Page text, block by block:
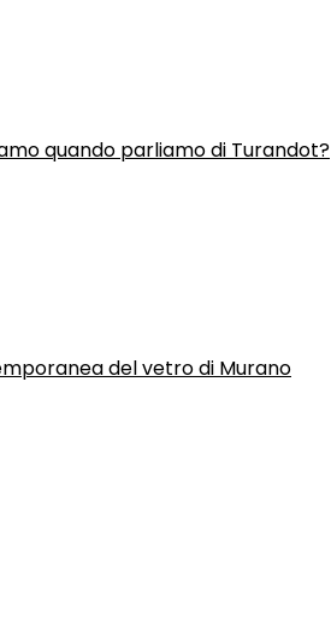
quando parliamo di Turandot?
del vetro di Murano